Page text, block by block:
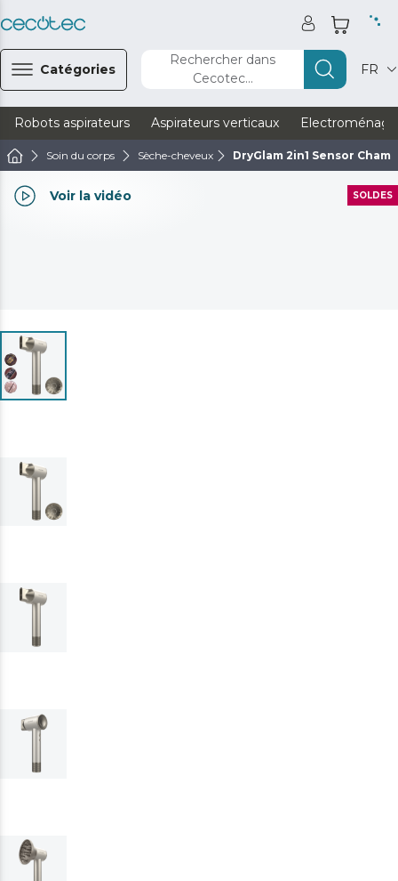
Catégories
Rechercher dans
Cecotec...
FR
Robots aspirateurs Aspirateurs verticaux
Soin du corps Sèche-cheveux DryGlam 2in1 Sensor
Voir la vidéo SOLDES